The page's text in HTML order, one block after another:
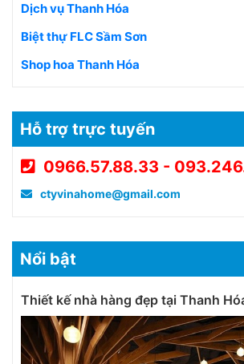
Dịch vụ Thanh Hóa
Biệt thự FLC Sầm Sơn
Shop hoa Thanh Hóa
Hỗ trợ trực tuyến
0966.57.88.33 -
ctyvinahome@gmail.com
Nổi bật
Thiết kế nhà hàng đẹp tại Thanh